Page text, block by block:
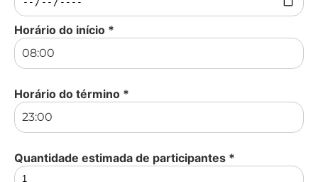
Horário do início *
Horário do término *
Quantidade estimada de participantes *